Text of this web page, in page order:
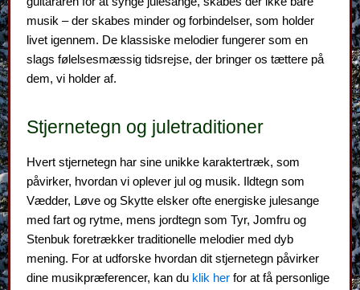
musik – der skabes minder og forbindelser, som holder
livet igennem. De klassiske melodier fungerer som en
slags følelsesmæssig tidsrejse, der bringer os tættere på
dem, vi holder af.
Stjernetegn og juletraditioner
Hvert stjernetegn har sine unikke karaktertræk, som
påvirker, hvordan vi oplever jul og musik. Ildtegn som
Vædder, Løve og Skytte elsker ofte energiske julesange
med fart og rytme, mens jordtegn som Tyr, Jomfru og
Stenbuk foretrækker traditionelle melodier med dyb
mening. For at udforske hvordan dit stjernetegn påvirker
dine musikpræferencer, kan du klik her for at få personlige